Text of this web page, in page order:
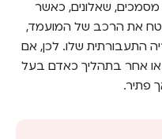
שאלונים, כאשר
את הרכב של המועמד,
התעבורתית שלו. לכן, אם
אחר בתהליך כאדם בעל
פתיר.